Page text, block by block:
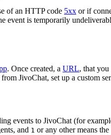
of an HTTP code 5xx or if
event is temporarily
. Once created, a URL, that
from JivoChat, set up a custom
events to JivoChat (for
and 1 or any other means